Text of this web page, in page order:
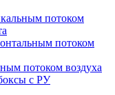
потоком
потоком
потоком воздуха
с РУ